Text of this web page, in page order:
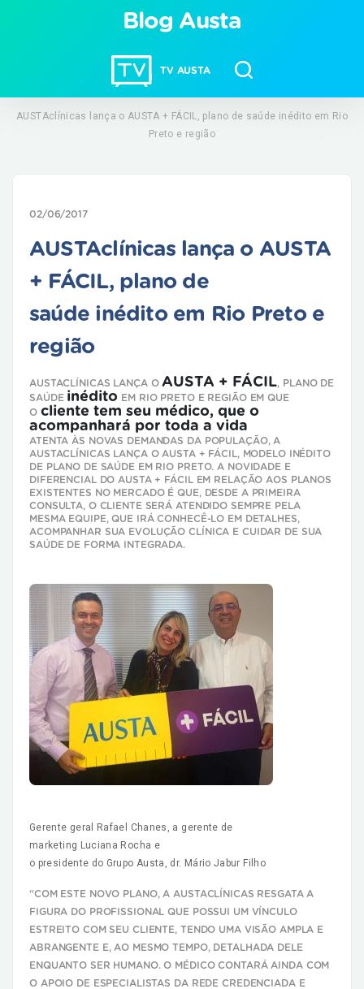
TV AUSTA
Blog Austa
AUSTAclínicas lança o AUSTA + FÁCIL, plano de saúde inédito em Rio
Preto e região
02/06/2017
AUSTAclínicas lança o AUSTA
+ FÁCIL, plano de
saúde inédito em Rio Preto e
região
AUSTACLÍNICAS LANÇA O AUSTA + FÁCIL, PLANO DE
SAÚDE inédito EM RIO PRETO E REGIÃO EM QUE
O cliente tem seu médico, que o
acompanhará por toda a vida
ATENTA ÀS NOVAS DEMANDAS DA POPULAÇÃO, A
AUSTACLÍNICAS LANÇA O AUSTA + FÁCIL, MODELO INÉDITO
DE PLANO DE SAÚDE EM RIO PRETO. A NOVIDADE E
DIFERENCIAL DO AUSTA + FÁCIL EM RELAÇÃO AOS PLANOS
EXISTENTES NO MERCADO É QUE, DESDE A PRIMEIRA
CONSULTA, O CLIENTE SERÁ ATENDIDO SEMPRE PELA
MESMA EQUIPE, QUE IRÁ CONHECÊ-LO EM DETALHES,
ACOMPANHAR SUA EVOLUÇÃO CLÍNICA E CUIDAR DE SUA
SAÚDE DE FORMA INTEGRADA.
Gerente geral Rafael Chanes, a gerente de
marketing Luciana Rocha e
o presidente do Grupo Austa, dr. Mário Jabur Filho
“COM ESTE NOVO PLANO, A AUSTACLÍNICAS RESGATA A
FIGURA DO PROFISSIONAL QUE POSSUI UM VÍNCULO
ESTREITO COM SEU CLIENTE, TENDO UMA VISÃO AMPLA E
ABRANGENTE E, AO MESMO TEMPO, DETALHADA DELE
ENQUANTO SER HUMANO. O MÉDICO CONTARÁ AINDA COM
O APOIO DE ESPECIALISTAS DA REDE CREDENCIADA E